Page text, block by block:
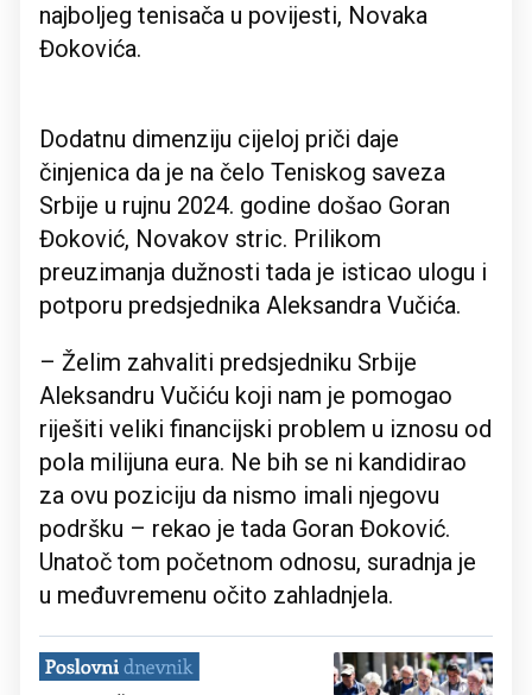
najboljeg tenisača u povijesti, Novaka
Đokovića.
Dodatnu dimenziju cijeloj priči daje
činjenica da je na čelo Teniskog saveza
Srbije u rujnu 2024. godine došao Goran
Đoković, Novakov stric. Prilikom
preuzimanja dužnosti tada je isticao ulogu i
potporu predsjednika Aleksandra Vučića.
– Želim zahvaliti predsjedniku Srbije
Aleksandru Vučiću koji nam je pomogao
riješiti veliki financijski problem u iznosu od
pola milijuna eura. Ne bih se ni kandidirao
za ovu poziciju da nismo imali njegovu
podršku – rekao je tada Goran Đoković.
Unatoč tom početnom odnosu, suradnja je
u međuvremenu očito zahladnjela.